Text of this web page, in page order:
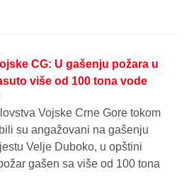
CG: U gašenju požara u
više od 100 tona vode
Vojske Crne Gore tokom
su angažovani na gašenju
Velje Duboko, u opštini
gašen sa više od 100 tona